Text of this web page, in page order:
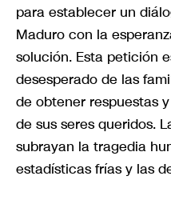
para establecer un
Maduro con la
solución. Esta petición
desesperado de las
de obtener respuestas
de sus seres queridos.
subrayan la tragedia
estadísticas frías y las